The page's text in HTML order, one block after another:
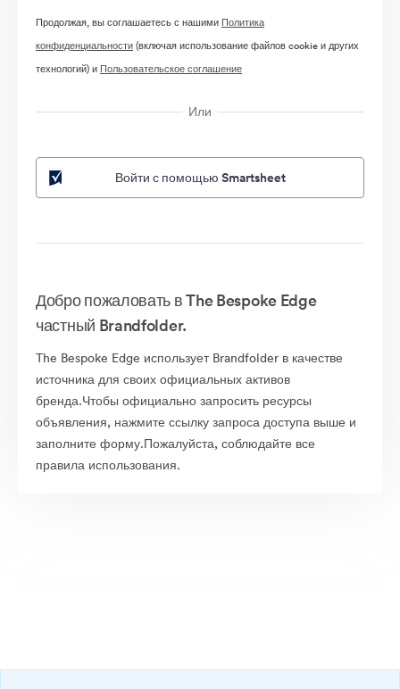
Продолжая, вы соглашаетесь с нашими Политика
конфиденциальности(включая использование файлов cookie и других
технологий) и Пользовательское соглашение
Или
Войти с помощью Smartsheet
Добро пожаловать в The Bespoke Edge
частный Brandfolder.
The Bespoke Edge использует Brandfolder в качестве
источника для своих официальных активов
бренда.Чтобы официально запросить ресурсы
объявления, нажмите ссылку запроса доступа выше и
заполните форму.Пожалуйста, соблюдайте все
правила использования.